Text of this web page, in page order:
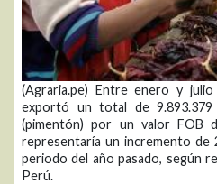
(Agraria.pe) Entre enero y
exportó un total de
(pimentón) por un valor FOB
representaría un incremento de
periodo del año pasado, según
Perú.